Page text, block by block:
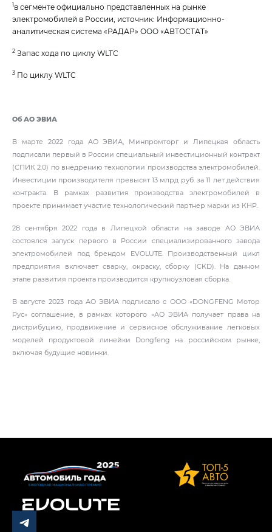
1в сегменте официально представленных на рынке
электромобилей в России, источник: Информационно-
аналитическая система «РАДАР» ООО «АВТОСТАТ»
2 Запас хода по циклу WLTC
3 По циклу WLTC
Об АО ЭВИА
В марте 2022 года АО ЭВИА, Минпромторг и Липецкая область
подписали первый в России специальный инвестиционный контракт
(СПИК 2.0) по внедрению технологии производства электромобилей.
Инвестиции производителя превысят 13 млрд руб. за 11 лет действия
контракта. В рамках развития производства электромобилей в
проекте принимает участие технологический партнер марки из КНР.
28 сентября 2022 года в Липецкой области на заводе АО ЭВИА
состоялся запуск первого в России специализированного завода
электромобилей под брендом EVOLUTE. Производственный цикл
предприятия включает сварку, окраску, сборку (CKD). На данном
этапе развития проекта производится крупноузловая сборка.
В августе 2023 года АО ЭВИА подписало с ООО «DONGFENG Мотор
Рус» соглашение, в рамках которого «АО ЭВИА получает права на
дистрибуцию, продвижение и сервисное обслуживание легковых
моделей продуктовой линейки Dongfeng на российском рынке,
включая будущие новинки.